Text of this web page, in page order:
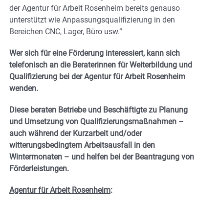
der Agentur für Arbeit Rosenheim bereits genauso
unterstützt wie Anpassungsqualifizierung in den
Bereichen CNC, Lager, Büro usw.“
Wer sich für eine Förderung interessiert, kann sich
telefonisch an die Beraterinnen für Weiterbildung und
Qualifizierung bei der Agentur für Arbeit Rosenheim
wenden.
Diese beraten Betriebe und Beschäftigte zu Planung
und Umsetzung von Qualifizierungsmaßnahmen –
auch während der Kurzarbeit und/oder
witterungsbedingtem Arbeitsausfall in den
Wintermonaten – und helfen bei der Beantragung von
Förderleistungen.
Agentur für Arbeit Rosenheim: